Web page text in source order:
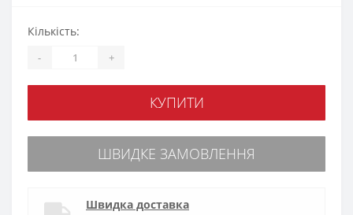
Кількість:
- +
КУПИТИ
ШВИДКЕ ЗАМОВЛЕННЯ
Швидка доставка